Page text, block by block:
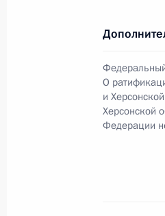
5 октября
О
и
Херсонской
Федерации